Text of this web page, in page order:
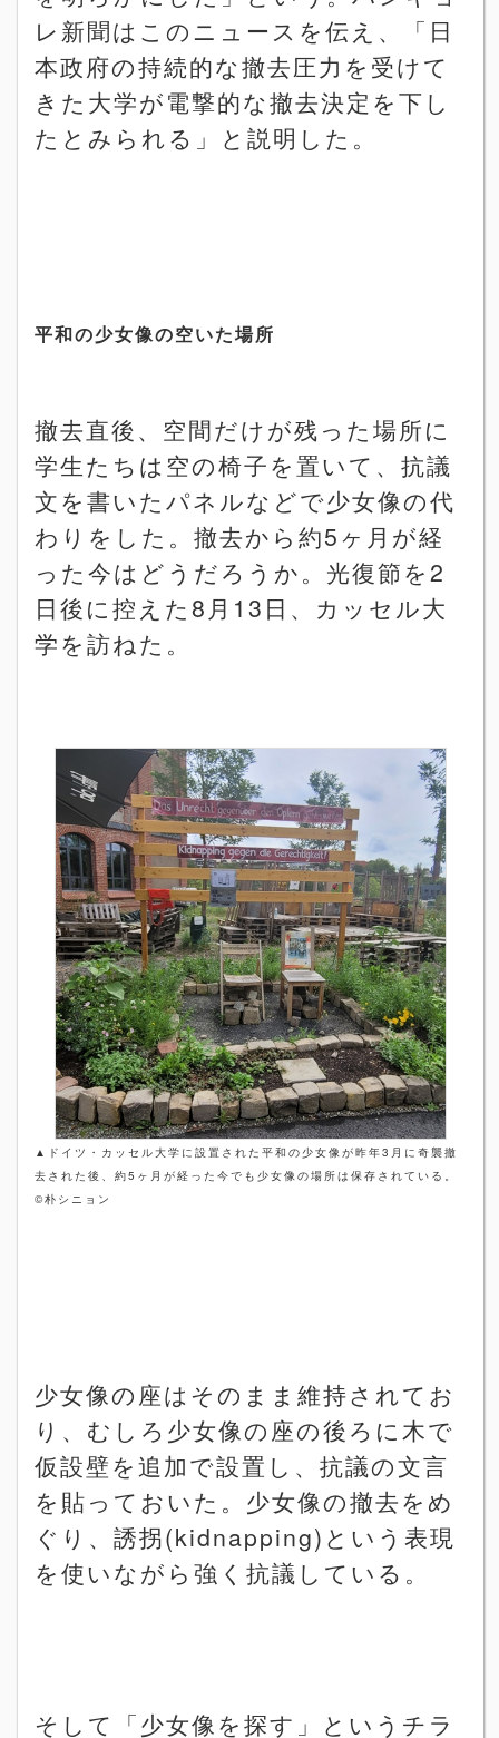
レ新聞はこのニュースを伝え、「日
本政府の持続的な撤去圧力を受けて
きた大学が電撃的な撤去決定を下し
たとみられる」と説明した。
平和の少女像の空いた場所
撤去直後、空間だけが残った場所に
学生たちは空の椅子を置いて、抗議
文を書いたパネルなどで少女像の代
わりをした。撤去から約5ヶ月が経
った今はどうだろうか。光復節を 2
日後に控えた8 月 13 日、カッセル大
学を訪ねた。
▲ ドイツ・カッセル大学に設置された平和の少女像が昨年3 月に奇襲撤
去された後、約5 ヶ月が経った今でも少女像の場所は保存されている。
©朴シニョン
少女像の座はそのまま維持されてお
り、むしろ少女像の座の後ろに木で
仮設壁を追加で設置し、抗議の文言
を貼っておいた。少女像の撤去をめ
ぐり、誘拐(kidnapping) という表現
を使いながら強く抗議している。
そして「少女像を探す」というチラ